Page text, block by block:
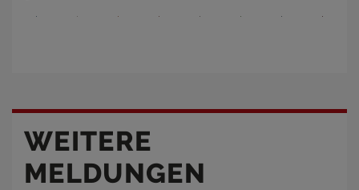
WEITERE
MELDUNGEN